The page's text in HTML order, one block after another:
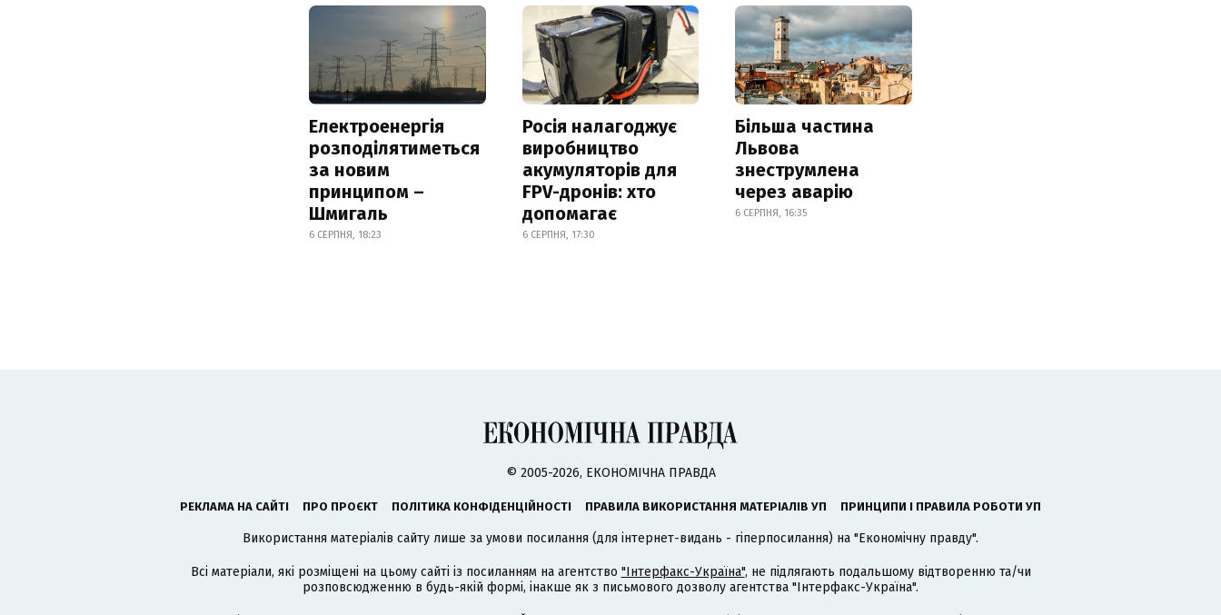
Електроенергія
розподілятиметься
за новим
принципом –
Шмигаль
6 СЕРПНЯ, 18:23
Росія налагоджує
виробництво
акумуляторів для
FPV-дронів: хто
допомагає
6 СЕРПНЯ, 17:30
Більша частина
Львова
знеструмлена
через аварію
6 СЕРПНЯ, 16:35
© 2005-2026, ЕКОНОМІЧНА ПРАВДА
РЕКЛАМА НА САЙТІ ПРО ПРОЄКТ ПОЛІТИКА КОНФІДЕНЦІЙНОСТІ ПРАВИЛА ВИКОРИСТАННЯ МАТЕРІАЛІВ УП ПРИНЦИПИ І ПРАВИЛА РОБОТИ УП
Використання матеріалів сайту лише за умови посилання (для інтернет-видань - гіперпосилання) на "Економічну правду".
Всі матеріали, які розміщені на цьому сайті із посиланням на агентство "Інтерфакс-Україна", не підлягають подальшому відтворенню та/чи
розповсюдженню в будь-якій формі, інакше як з письмового дозволу агентства "Інтерфакс-Україна".